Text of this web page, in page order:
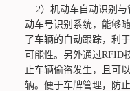
2）机动车自动识别与
动车号识别系统，能够
了车辆的自动跟踪，利
可能性。另外通过RFID
止车辆偷盗发生，且可
辆。便于车牌管理，防